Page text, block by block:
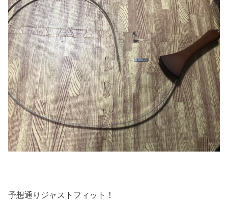
予想通りジャストフィット！